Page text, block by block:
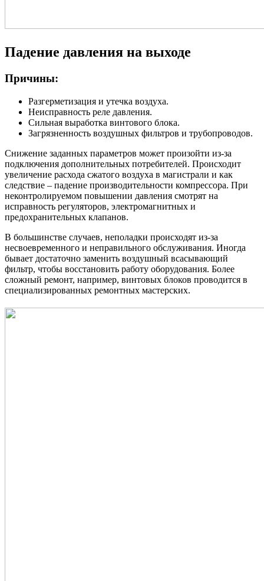
Падение давления на выходе
Причины:
Разгерметизация и утечка воздуха.
Неисправность реле давления.
Сильная выработка винтового блока.
Загрязненность воздушных фильтров и трубопроводов.
Снижение заданных параметров может произойти из-за
подключения дополнительных потребителей. Происходит
увеличение расхода сжатого воздуха в магистрали и как
следствие – падение производительности компрессора. При
неконтролируемом повышении давления смотрят на
исправность регуляторов, электромагнитных и
предохранительных клапанов.
В большинстве случаев, неполадки происходят из-за
несвоевременного и неправильного обслуживания. Иногда
бывает достаточно заменить воздушный всасывающий
фильтр, чтобы восстановить работу оборудования. Более
сложный ремонт, например, винтовых блоков проводится в
специализированных ремонтных мастерских.